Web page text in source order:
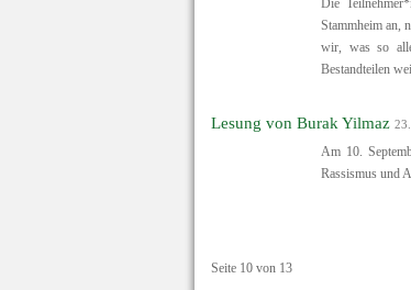
Stammheim an,
wir, was so
Bestandteilen
Lesung von Burak Yilmaz
Am 10.
Rassismus und
Seite 10 von 13